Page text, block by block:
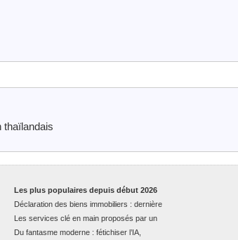
thaïlandais
Les plus populaires depuis début 2026
Déclaration des biens immobiliers : dernière
Les services clé en main proposés par un
Du fantasme moderne : fétichiser l’IA,